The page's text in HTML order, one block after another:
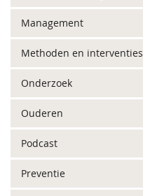
Management
Methoden en interventies
Onderzoek
Ouderen
Podcast
Preventie